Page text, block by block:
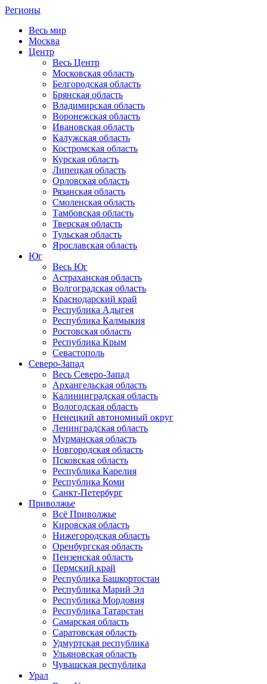
Регионы
Весь мир
Москва
Центр
Весь Центр
Московская область
Белгородская область
Брянская область
Владимирская область
Воронежская область
Ивановская область
Калужская область
Костромская область
Курская область
Липецкая область
Орловская область
Рязанская область
Смоленская область
Тамбовская область
Тверская область
Тульская область
Ярославская область
Юг
Весь Юг
Астраханская область
Волгоградская область
Краснодарский край
Республика Адыгея
Республика Калмыкия
Ростовская область
Республика Крым
Севастополь
Северо-Запад
Весь Северо-Запад
Архангельская область
Калининградская область
Вологодская область
Ненецкий автономный округ
Ленинградская область
Мурманская область
Новгородская область
Псковская область
Республика Карелия
Республика Коми
Санкт-Петербург
Приволжье
Всё Приволжье
Кировская область
Нижегородская область
Оренбургская область
Пензенская область
Пермский край
Республика Башкортостан
Республика Марий Эл
Республика Мордовия
Республика Татарстан
Самарская область
Саратовская область
Удмуртская республика
Ульяновская область
Чувашская республика
Урал